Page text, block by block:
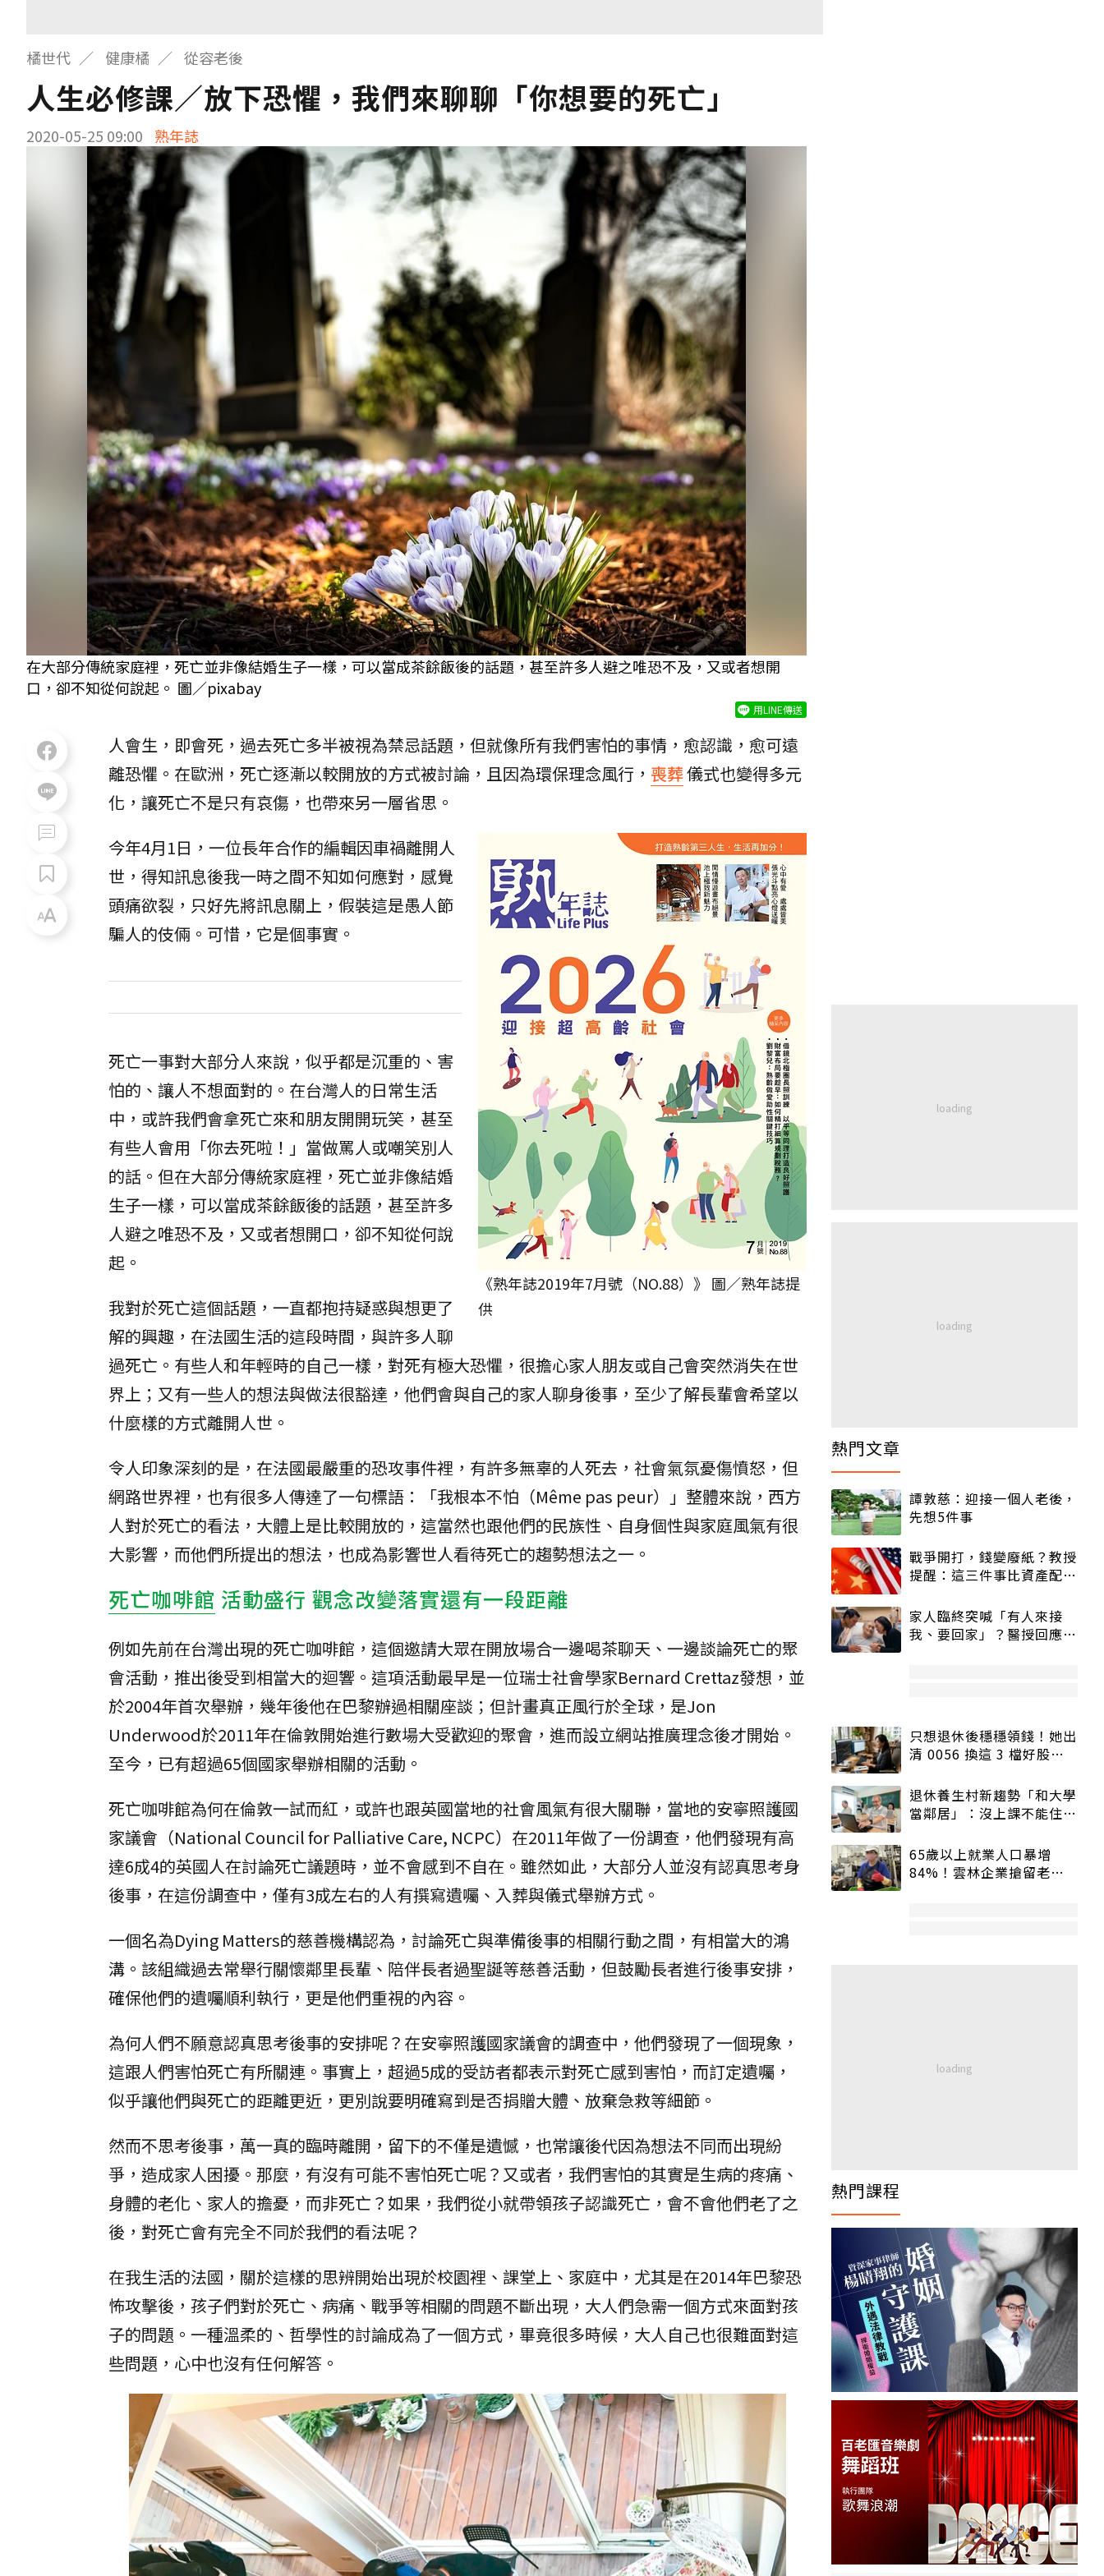
橘世代 健康橘 從容老後
人生必修課／放下恐懼，我們來聊聊「你想要的死亡」
2020-05-25 09:00 熟年誌
在大部分傳統家庭裡，死亡並非像結婚生子一樣，可以當成茶餘飯後的話題，甚至許多人避之唯恐不及，又或者想開
口，卻不知從何說起。 圖／pixabay
用LINE傳送
人會生，即會死，過去死亡多半被視為禁忌話題，但就像所有我們害怕的事情，愈認識，愈可遠
離恐懼。在歐洲，死亡逐漸以較開放的方式被討論，且因為環保理念風行， 喪葬儀式也變得多元
化，讓死亡不是只有哀傷，也帶來另一層省思。
《熟年誌2019年7月號（NO.88）》 圖／熟年誌提
供
今年4月1日，一位長年合作的編輯因車禍離開人
世，得知訊息後我一時之間不知如何應對，感覺
頭痛欲裂，只好先將訊息關上，假裝這是愚人節
騙人的伎倆。可惜，它是個事實。
死亡一事對大部分人來說，似乎都是沉重的、害
怕的、讓人不想面對的。在台灣人的日常生活
中，或許我們會拿死亡來和朋友開開玩笑，甚至
有些人會用「你去死啦！」當做罵人或嘲笑別人
的話。但在大部分傳統家庭裡，死亡並非像結婚
生子一樣，可以當成茶餘飯後的話題，甚至許多
人避之唯恐不及，又或者想開口，卻不知從何說
起。
我對於死亡這個話題，一直都抱持疑惑與想更了
解的興趣，在法國生活的這段時間，與許多人聊
過死亡。有些人和年輕時的自己一樣，對死有極大恐懼，很擔心家人朋友或自己會突然消失在世
界上；又有一些人的想法與做法很豁達，他們會與自己的家人聊身後事，至少了解長輩會希望以
什麼樣的方式離開人世。
令人印象深刻的是，在法國最嚴重的恐攻事件裡，有許多無辜的人死去，社會氣氛憂傷憤怒，但
網路世界裡，也有很多人傳達了一句標語：「我根本不怕（Même pas peur）」整體來說，西方
人對於死亡的看法，大體上是比較開放的，這當然也跟他們的民族性、自身個性與家庭風氣有很
大影響，而他們所提出的想法，也成為影響世人看待死亡的趨勢想法之一。
死亡咖啡館 活動盛行 觀念改變落實還有一段距離
例如先前在台灣出現的死亡咖啡館，這個邀請大眾在開放場合一邊喝茶聊天、一邊談論死亡的聚
會活動，推出後受到相當大的迴響。這項活動最早是一位瑞士社會學家Bernard Crettaz發想，並
於2004年首次舉辦，幾年後他在巴黎辦過相關座談；但計畫真正風行於全球，是Jon
Underwood於2011年在倫敦開始進行數場大受歡迎的聚會，進而設立網站推廣理念後才開始。
至今，已有超過65個國家舉辦相關的活動。
死亡咖啡館為何在倫敦一試而紅，或許也跟英國當地的社會風氣有很大關聯，當地的安寧照護國
家議會（National Council for Palliative Care, NCPC）在2011年做了一份調查，他們發現有高
達6成4的英國人在討論死亡議題時，並不會感到不自在。雖然如此，大部分人並沒有認真思考身
後事，在這份調查中，僅有3成左右的人有撰寫遺囑、入葬與儀式舉辦方式。
一個名為Dying Matters的慈善機構認為，討論死亡與準備後事的相關行動之間，有相當大的鴻
溝。該組織過去常舉行關懷鄰里長輩、陪伴長者過聖誕等慈善活動，但鼓勵長者進行後事安排，
確保他們的遺囑順利執行，更是他們重視的內容。
為何人們不願意認真思考後事的安排呢？在安寧照護國家議會的調查中，他們發現了一個現象，
這跟人們害怕死亡有所關連。事實上，超過5成的受訪者都表示對死亡感到害怕，而訂定遺囑，
似乎讓他們與死亡的距離更近，更別說要明確寫到是否捐贈大體、放棄急救等細節。
然而不思考後事，萬一真的臨時離開，留下的不僅是遺憾，也常讓後代因為想法不同而出現紛
爭，造成家人困擾。那麼，有沒有可能不害怕死亡呢？又或者，我們害怕的其實是生病的疼痛、
身體的老化、家人的擔憂，而非死亡？如果，我們從小就帶領孩子認識死亡，會不會他們老了之
後，對死亡會有完全不同於我們的看法呢？
在我生活的法國，關於這樣的思辨開始出現於校園裡、課堂上、家庭中，尤其是在2014年巴黎恐
怖攻擊後，孩子們對於死亡、病痛、戰爭等相關的問題不斷出現，大人們急需一個方式來面對孩
子的問題。一種溫柔的、哲學性的討論成為了一個方式，畢竟很多時候，大人自己也很難面對這
些問題，心中也沒有任何解答。
熱門文章
譚敦慈：迎接一個人老後，
先想5件事
戰爭開打，錢變廢紙？教授
提醒：這三件事比資產配置
家人臨終突喊「有人來接
我、要回家」？醫授回應方
只想退休後穩穩領錢！她出
清 0056 換這 3 檔好股：
退休養生村新趨勢「和大學
當鄰居」：沒上課不能住、
65歲以上就業人口暴增
84%！雲林企業搶留老員
熱門課程